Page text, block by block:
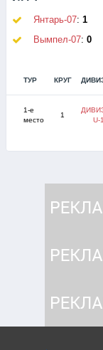
Янтарь-07: 1
Вымпел-07: 0
ТУР КРУГ
1-е
место
1
U-